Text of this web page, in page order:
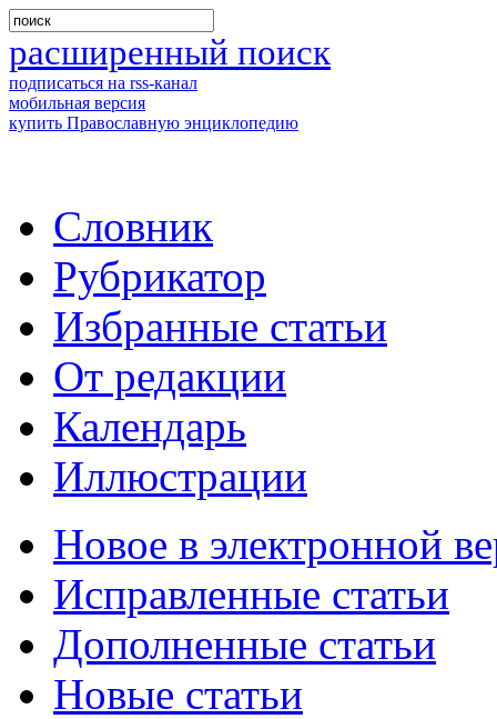
расширенный поиск
подписаться на rss-канал
мобильная версия
купить Православную энциклопедию
Словник
Рубрикатор
Избранные статьи
От редакции
Календарь
Иллюстрации
Новое в электронной
Исправленные статьи
Дополненные статьи
Новые статьи